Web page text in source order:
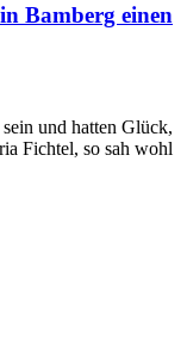
Bamberg einen
und hatten Glück,
Fichtel, so sah wohl